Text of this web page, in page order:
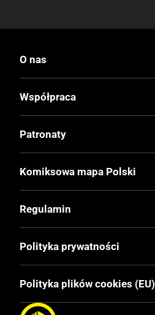
O nas
Współpraca
Patronaty
Komiksowa mapa Polski
Regulamin
Polityka prywatności
Polityka plików cookies (EU)